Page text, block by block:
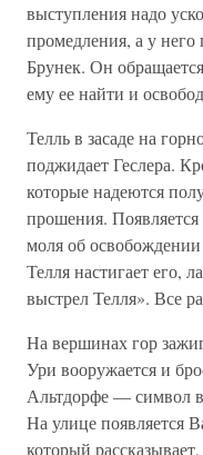
выступления надо
промедления, а у него
Брунек. Он
ему ее найти и
Телль в засаде на
поджидает Геслера.
которые надеются
прошения.
моля об
Телля настигает его,
выстрел Телля». Все
На вершинах гор
Ури вооружается и
Альтдорфе — символ
На улице появляется
который